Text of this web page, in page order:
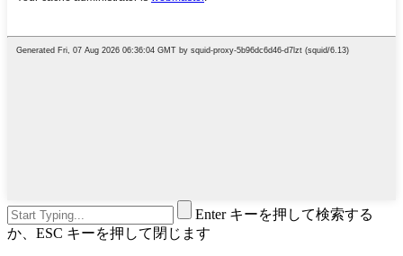
Enter キーを押して検索する
か、ESC キーを押して閉じます